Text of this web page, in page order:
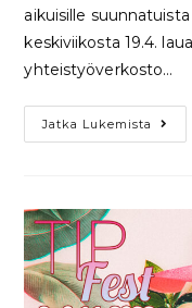
aikuisille
keskiviikosta 19.4.
yhteistyöverkosto…
Jatka Lukemista